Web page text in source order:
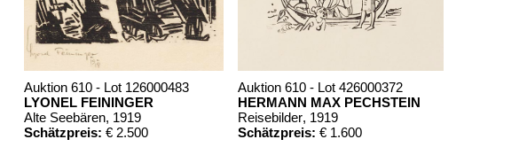
Auktion 610 - Lot 126000483
LYONEL FEININGER
Alte Seebären, 1919
Schätzpreis: € 2.500
Auktion 610 - Lot 426000372
HERMANN MAX PECHSTEIN
Reisebilder, 1919
Schätzpreis: € 1.600